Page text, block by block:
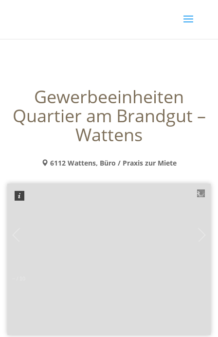
Gewerbeeinheiten
Quartier am Brandgut –
Wattens
6112 Wattens, Büro / Praxis zur Miete